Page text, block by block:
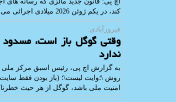
کند، در یکم ژوئن 2026 میلادی اجرائی می کند.
فیروزآبادی:
وقتی گوگل باز است، مسدود
ندارد
به گزارش اچ پی، رئیس اسبق مرکز ملی
روش \؛وایت لیست\؛ (باز بودن فقط سایت
امنیت ملی باشد، گوگل از هر حیث